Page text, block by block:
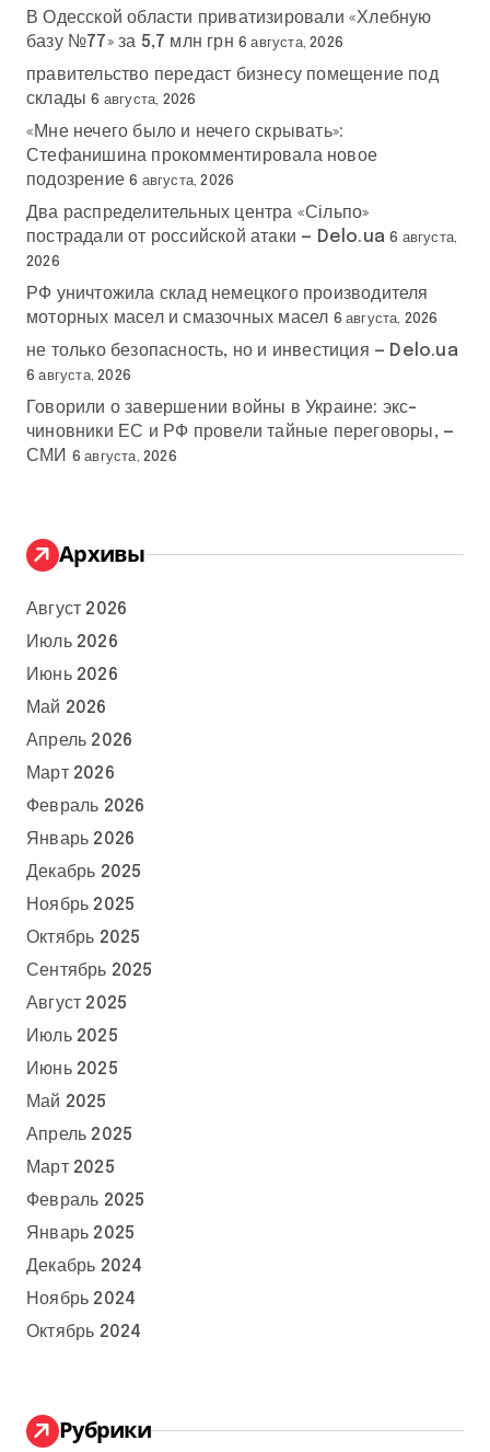
В Одесской области приватизировали «Хлебную
базу №77» за 5,7 млн грн 6 августа, 2026
правительство передаст бизнесу помещение под
склады 6 августа, 2026
«Мне нечего было и нечего скрывать»:
Стефанишина прокомментировала новое
подозрение 6 августа, 2026
Два распределительных центра «Сільпо»
пострадали от российской атаки — Delo.ua 6 августа,
2026
РФ уничтожила склад немецкого производителя
моторных масел и смазочных масел 6 августа, 2026
не только безопасность, но и инвестиция — Delo.ua
6 августа, 2026
Говорили о завершении войны в Украине: экс-
чиновники ЕС и РФ провели тайные переговоры, —
СМИ
6 августа, 2026
Архивы
Август 2026
Июль 2026
Июнь 2026
Май 2026
Апрель 2026
Март 2026
Февраль 2026
Январь 2026
Декабрь 2025
Ноябрь 2025
Октябрь 2025
Сентябрь 2025
Август 2025
Июль 2025
Июнь 2025
Май 2025
Апрель 2025
Март 2025
Февраль 2025
Январь 2025
Декабрь 2024
Ноябрь 2024
Октябрь 2024
Рубрики